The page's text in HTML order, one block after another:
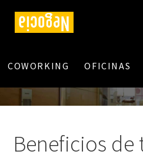
COWORKING OFICINAS
Beneficios de